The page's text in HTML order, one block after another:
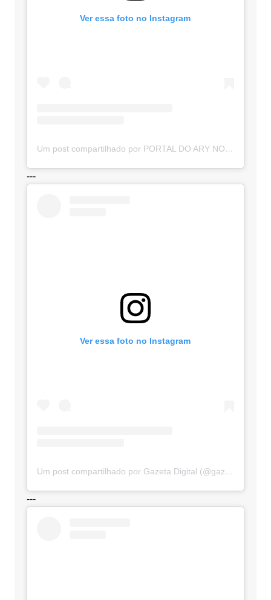
Ver essa foto no Instagram
Um post compartilhado por PORTAL DO ARY NOTÍCIAS (@portaldoarynoticias)
---
Ver essa foto no Instagram
Um post compartilhado por Gazeta Digital (@gazetadigital)
---